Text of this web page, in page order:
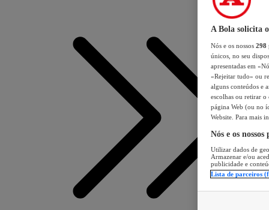
A Bola solicita
Nós e os nossos 298
únicos, no seu
apresentadas em
«Rejeitar tudo» ou
alguns conteúdos e
escolhas ou retirar
página Web (ou no
Website. Para mais
Nós e os
Utilizar dados de
Armazenar e/ou
publicidade e
Lista de parceiros